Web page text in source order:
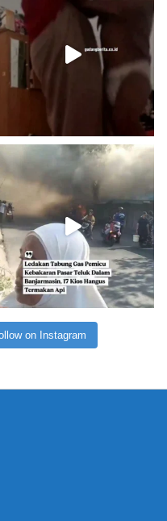
on Instagram